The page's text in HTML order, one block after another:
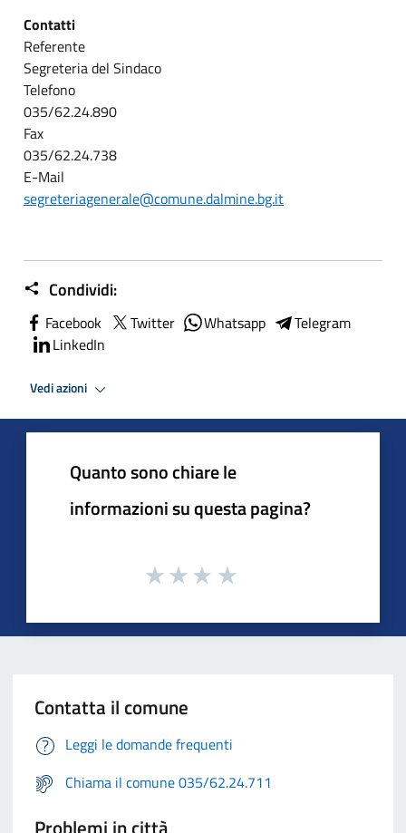
Contatti
Referente
Segreteria del Sindaco
Telefono
035/62.24.890
Fax
035/62.24.738
E-Mail
segreteriagenerale@comune.dalmine.bg.it
Condividi:
Facebook Twitter Whatsapp
Telegram
LinkedIn
Vedi azioni
Quanto sono chiare le
informazioni su questa pagina?
Contatta il comune
Leggi le domande frequenti
Chiama il comune 035/62.24.711